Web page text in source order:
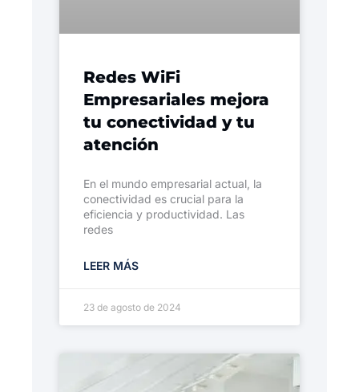
Redes WiFi
Empresariales mejora
tu conectividad y tu
atención
En el mundo empresarial actual, la
conectividad es crucial para la
eficiencia y productividad. Las
redes
LEER MÁS
23 de agosto de 2024